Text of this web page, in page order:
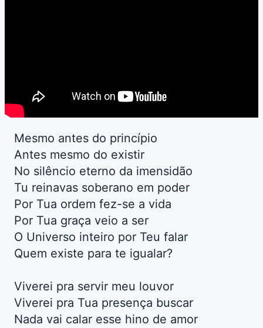
Mesmo antes do princípio
Antes mesmo do existir
No silêncio eterno da imensidão
Tu reinavas soberano em poder
Por Tua ordem fez-se a vida
Por Tua graça veio a ser
O Universo inteiro por Teu falar
Quem existe para te igualar?
Viverei pra servir meu louvor
Viverei pra Tua presença buscar
Nada vai calar esse hino de amor